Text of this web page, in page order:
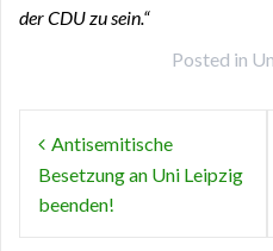
der CDU zu sein.“
Posted in
Beitragsnavigation
Antisemitische
Besetzung an Uni Leipzig
beenden!